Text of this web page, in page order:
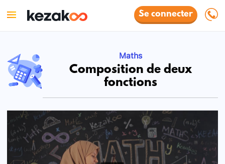
Se connecter
Maths
Composition de deux
fonctions